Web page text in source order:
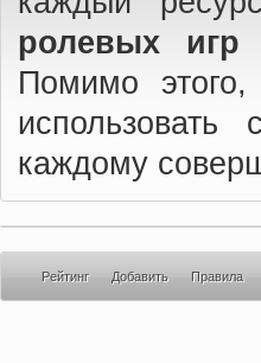
ролевых игр
Помимо этого,
каждому
Рейтинг Добавить Правила